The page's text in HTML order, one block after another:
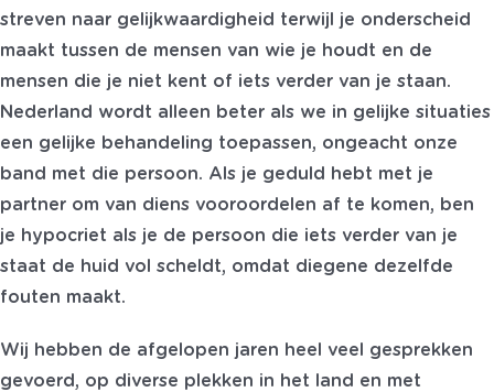
streven naar gelijkwaardigheid terwijl je onderscheid
maakt tussen de mensen van wie je houdt en de
mensen die je niet kent of iets verder van je staan.
Nederland wordt alleen beter als we in gelijke situaties
een gelijke behandeling toepassen, ongeacht onze
band met die persoon. Als je geduld hebt met je
partner om van diens vooroordelen af te komen, ben
je hypocriet als je de persoon die iets verder van je
staat de huid vol scheldt, omdat diegene dezelfde
fouten maakt.
Wij hebben de afgelopen jaren heel veel gesprekken
gevoerd, op diverse plekken in het land en met